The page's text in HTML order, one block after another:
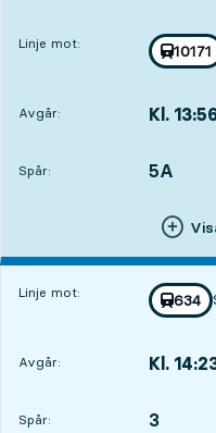
Linje mot: Med
10171
mot
,
Avgår: Kl.
Spår:
SPÅR, 5A
,
Linje mot: Med
634
mot
,
Avgår: Kl.
Spår:
SPÅR, 3
,